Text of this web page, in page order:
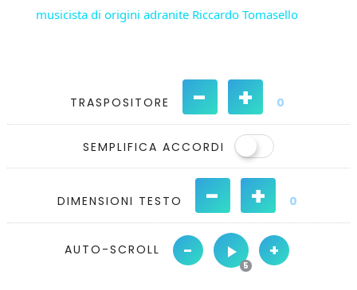
musicista di origini adranite Riccardo Tomasello
TRASPOSITORE - + 0
SEMPLIFICA ACCORDI
DIMENSIONI TESTO - + 0
AUTO-SCROLL - +